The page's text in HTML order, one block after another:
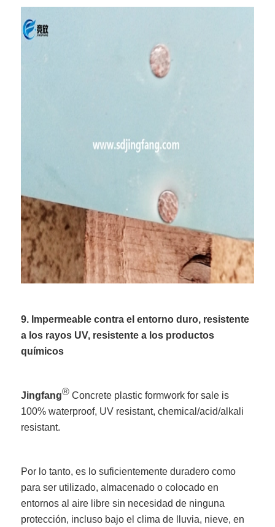
9. Impermeable contra el entorno duro, resistente
a los rayos UV, resistente a los productos
químicos
Jingfang® Concrete plastic formwork for sale is
100% waterproof, UV resistant, chemical/acid/alkali
resistant.
Por lo tanto, es lo suficientemente duradero como
para ser utilizado, almacenado o colocado en
entornos al aire libre sin necesidad de ninguna
protección, incluso bajo el clima de lluvia, nieve, en